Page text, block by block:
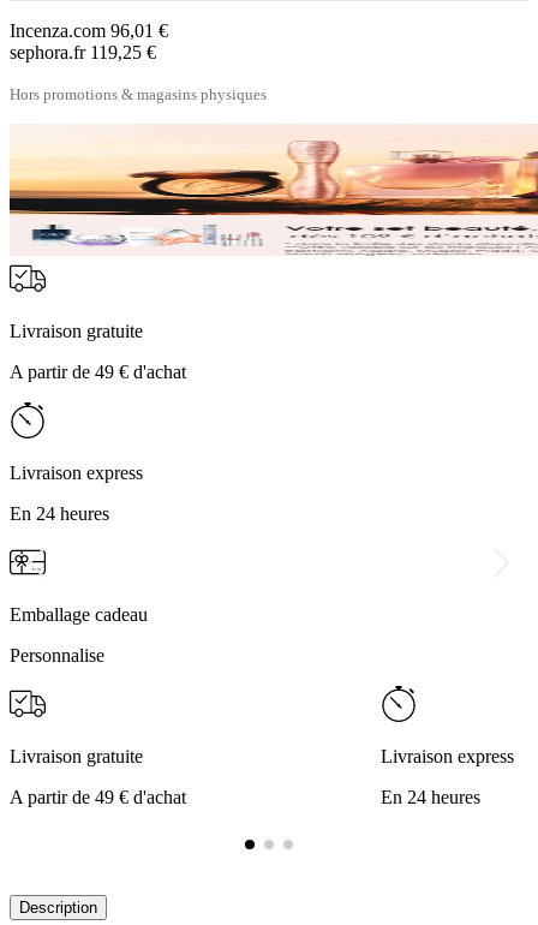
Incenza.com 96,01 €
sephora.fr 119,25 €
Hors promotions & magasins physiques
Livraison gratuite
A partir de 49 € d'achat
Livraison express
En 24 heures
Emballage cadeau
Personnalise
Livraison gratuite
A partir de 49 € d'achat
Livraison express
En 24 heures
Description